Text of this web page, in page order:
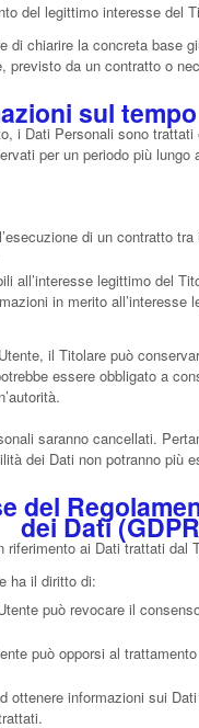
del legittimo interesse del
di chiarire la concreta base
da un contratto o
sul
i Dati Personali sono
per un periodo più
di un contratto
all’interesse legittimo del
in merito
il Titolare può
essere obbligato a
saranno cancellati.
dei Dati non potranno più
del
dei Dati
ai Dati trattati dal
ha il diritto di:
può revocare il
può opporsi al
ottenere informazioni sui